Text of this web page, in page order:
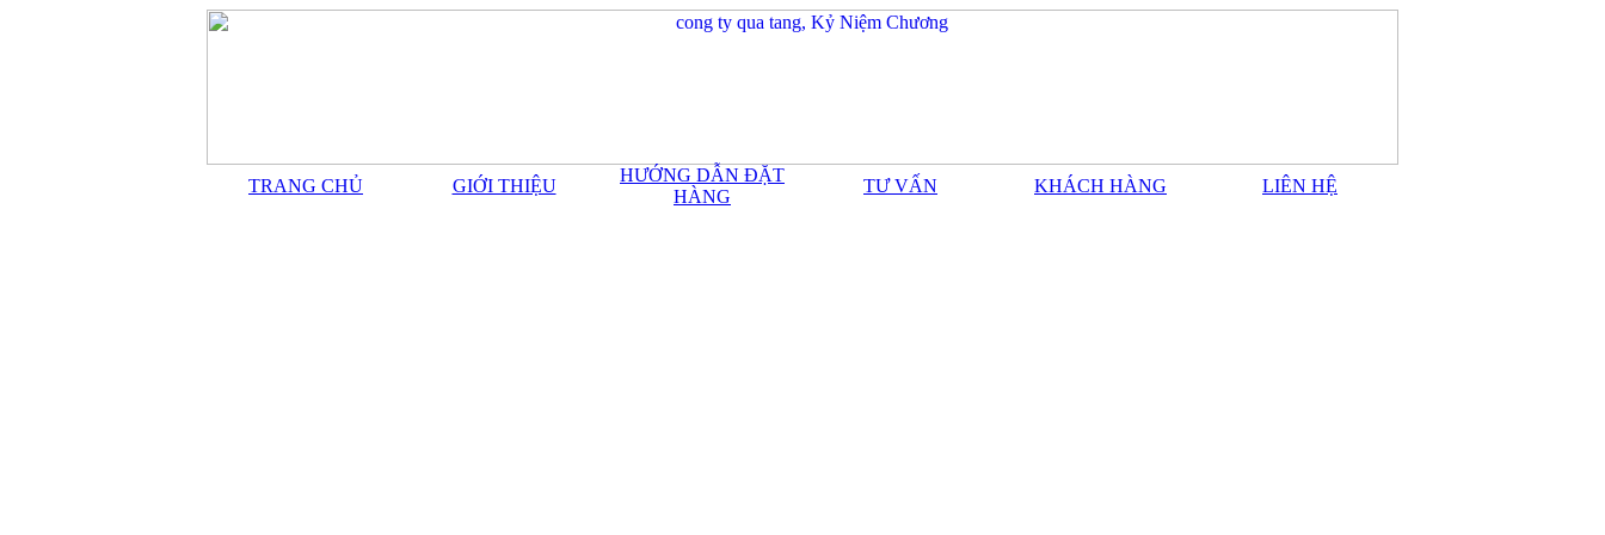
TRANG CHỦ GIỚI THIỆU
HƯỚNG DẪN ĐẶT
HÀNG
TƯ VẤN KHÁCH HÀNG LIÊN HỆ